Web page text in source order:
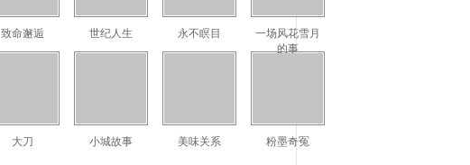
致命邂逅 世纪人生 永不瞑目
一场风花雪月
的事
大刀 小城故事 美味关系 粉墨奇冤